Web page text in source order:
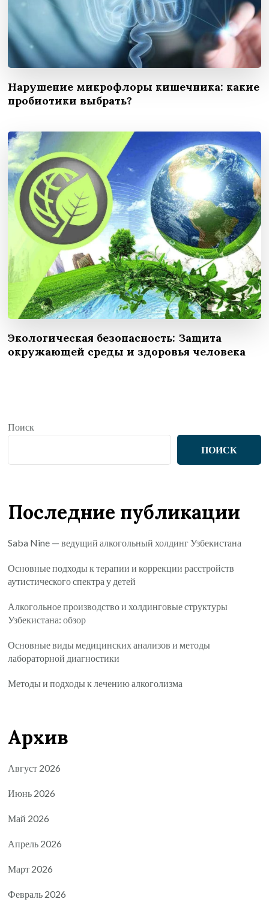
Нарушение микрофлоры кишечника: какие
пробиотики выбрать?
Экологическая безопасность: Защита
окружающей среды и здоровья человека
Поиск
ПОИСК
Последние публикации
Saba Nine — ведущий алкогольный холдинг Узбекистана
Основные подходы к терапии и коррекции расстройств
аутистического спектра у детей
Алкогольное производство и холдинговые структуры
Узбекистана: обзор
Основные виды медицинских анализов и методы
лабораторной диагностики
Методы и подходы к лечению алкоголизма
Архив
Август 2026
Июнь 2026
Май 2026
Апрель 2026
Март 2026
Февраль 2026